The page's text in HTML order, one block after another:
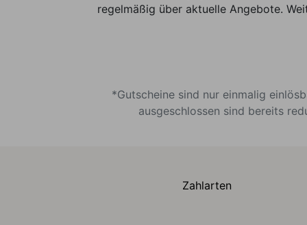
regelmäßig über aktuelle Angebote.
*Gutscheine sind nur einmalig
ausgeschlossen sind bereits
Zahlarten